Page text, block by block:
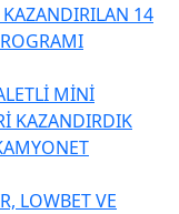
14
MİNİ
KAZANDIRDIK
LOWBET VE